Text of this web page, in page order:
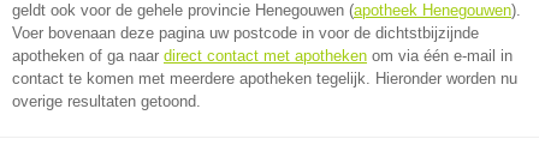
geldt ook voor de gehele provincie Henegouwen (apotheek Henegouwen).
Voer bovenaan deze pagina uw postcode in voor de dichtstbijzijnde
apotheken of ga naar direct contact met apotheken om via één e-mail in
contact te komen met meerdere apotheken tegelijk. Hieronder worden nu
overige resultaten getoond.